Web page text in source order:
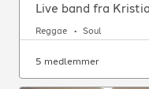
Live band fra
Reggae Soul
5 medlemmer